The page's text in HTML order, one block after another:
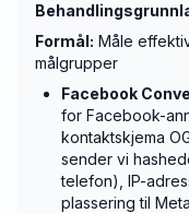
Formål: Måle
målgrupper
Facebook
for Facebook-
kontaktskjema
sender vi
telefon), IP-
plassering til